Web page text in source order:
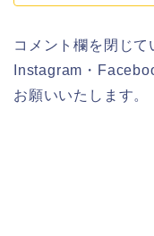
コメント欄を閉じて
Instagram・
お願いいたします。